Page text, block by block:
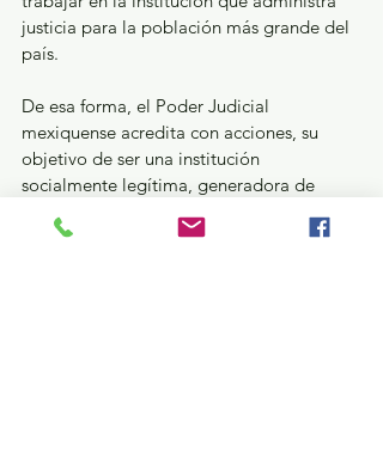
justicia para la población más grande del
país.
De esa forma, el Poder Judicial
mexiquense acredita con acciones, su
objetivo de ser una institución
socialmente legítima, generadora de
confianza en la ciudadanía y referente en
el respeto a los derechos humanos y la